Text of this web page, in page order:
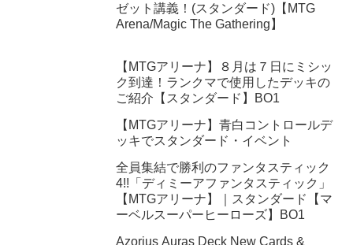
ゼット講義！(スタンダード)【MTG
Arena/Magic The Gathering】
【MTGアリーナ】８月は７日にミシッ
ク到達！ランクマで使用したデッキの
ご紹介【スタンダード】BO1
【MTGアリーナ】青白コントロールデ
ッキでスタンダード・イベント
全員集結で勝利のファンタスティック
4!!「ディミーアファンタスティック」
【MTGアリーナ】｜スタンダード【マ
ーベルスーパーヒーローズ】BO1
Azorius Auras Deck New Cards &